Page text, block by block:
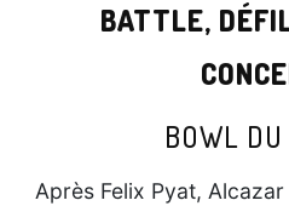
BATTLE,
BOWL
Après Felix Pyat,